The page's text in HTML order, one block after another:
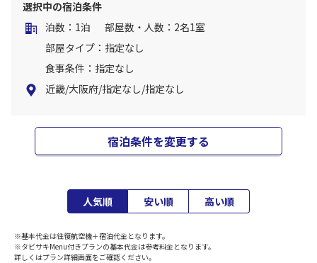
選択中の宿泊条件
泊数：1泊
部屋数・人数：2名1室
部屋タイプ：指定なし
食事条件：指定なし
近畿/大阪府/指定なし/指定なし
宿泊条件を変更する
人気順 安い順 高い順
※基本代金は往復航空機＋宿泊代金となります。
※タビサキMenu付きプランの基本代金は参考料金となります。
詳しくはプラン詳細画面をご確認ください。